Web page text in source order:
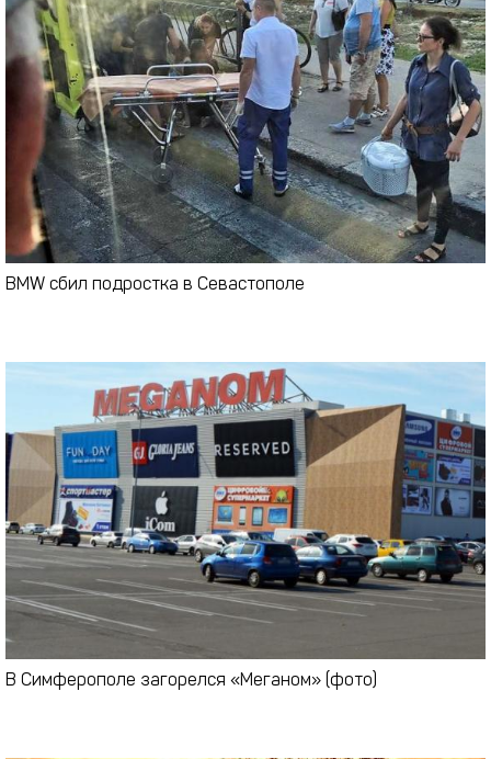
BMW сбил подростка в Севастополе
В Симферополе загорелся «Меганом» (фото)